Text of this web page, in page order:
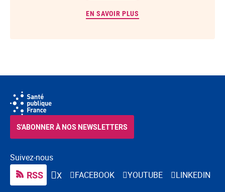
EN SAVOIR PLUS
Suivez-nous
RSS X FACEBOOK YOUTUBE
LINKEDIN
S'ABONNER À NOS NEWSLETTERS